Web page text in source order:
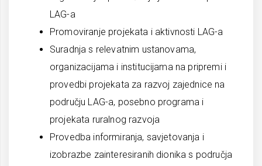
LAG-a
Promoviranje projekata i aktivnosti LAG-a
Suradnja s relevatnim ustanovama,
organizacijama i institucijama na pripremi i
provedbi projekata za razvoj zajednice na
području LAG-a, posebno programa i
projekata ruralnog razvoja
Provedba informiranja, savjetovanja i
izobrazbe zainteresiranih dionika s područja